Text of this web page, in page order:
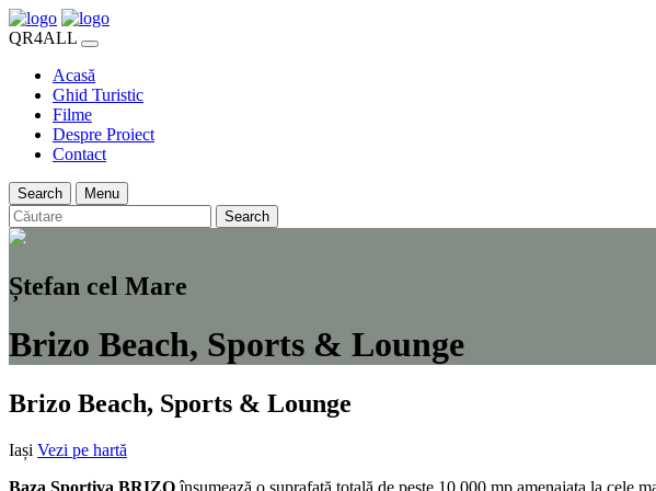
QR4ALL
Acasă
Ghid Turistic
Filme
Despre Proiect
Contact
Search
Menu
Search
Ștefan cel Mare
Brizo Beach, Sports & Lounge
Brizo Beach, Sports & Lounge
Iași Vezi pe hartă
Baza Sportiva BRIZOînsumează o suprafață totală de peste 10.000 mp amenajata la cele